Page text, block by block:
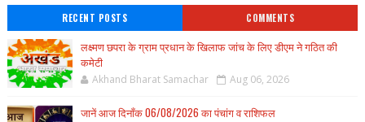
RECENT POSTS COMMENTS
लक्ष्मण छपरा के ग्राम प्रधान के खिलाफ जांच के लिए डीएम ने गठित की
कमेटी
Akhand Bharat Samachar Aug 06, 2026
जानें आज दिनाँक 06/08/2026 का पंचांग व राशिफल